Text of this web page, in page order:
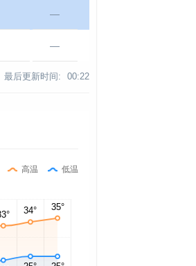
—
—
最后更新时间: 00:22
高温 低温